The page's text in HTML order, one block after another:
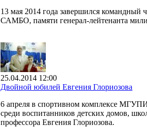
13 мая 2014 года завершился
САМБО, памяти генерал-лейтенанта
25.04.2014 12:00
Двойной юбилей Евгения Глориозова
6 апреля в спортивном комплексе
среди воспитанников детских домов,
профессора Евгения Глориозова.